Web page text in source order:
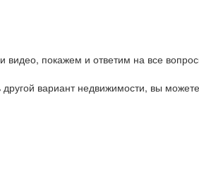
покажем и ответим на все
вариант недвижимости, вы